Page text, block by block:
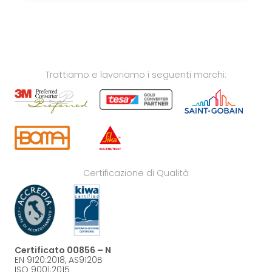
Trattiamo e lavoriamo i seguenti marchi:
Certificazione di Qualità
Certificato 00856 – N
EN 9120:2018, AS9120B